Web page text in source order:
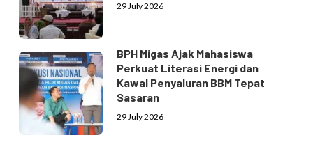
29 July 2026
BPH Migas Ajak Mahasiswa
Perkuat Literasi Energi dan
Kawal Penyaluran BBM Tepat
Sasaran
29 July 2026